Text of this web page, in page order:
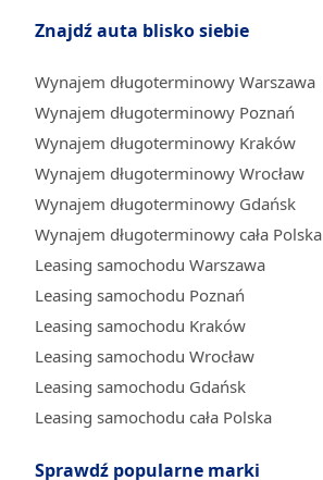
Znajdź auta blisko siebie
Wynajem długoterminowy Warszawa
Wynajem długoterminowy Poznań
Wynajem długoterminowy Kraków
Wynajem długoterminowy Wrocław
Wynajem długoterminowy Gdańsk
Wynajem długoterminowy cała Polska
Leasing samochodu Warszawa
Leasing samochodu Poznań
Leasing samochodu Kraków
Leasing samochodu Wrocław
Leasing samochodu Gdańsk
Leasing samochodu cała Polska
Sprawdź popularne marki